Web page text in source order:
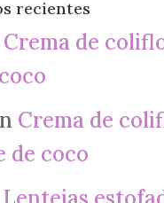
recientes
Crema de
Crema de
de coco